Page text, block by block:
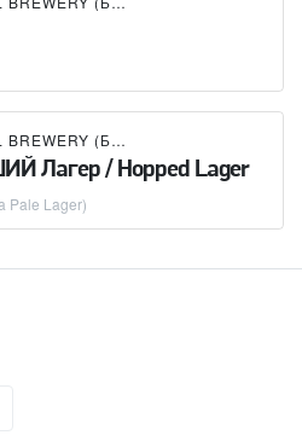
HAMMERMILL BREWERY (БУТЛЕГЕР)
Лагер / Hopped Lager
Pale Lager)